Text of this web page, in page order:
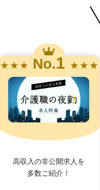
★ ★ ★ No.1 ★ ★ ★
高収入の非公開求人を
多数ご紹介！